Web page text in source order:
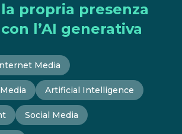
propria presenza
l’AI generativa
Media
Artificial Intelligence
Social Media